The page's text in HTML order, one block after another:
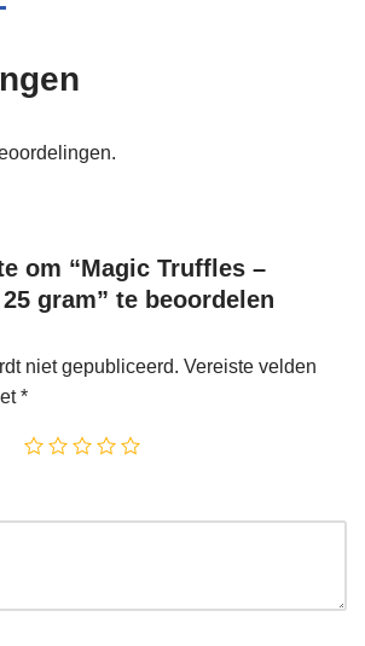
om “Magic Truffles –
gram” te beoordelen
niet gepubliceerd. Vereiste velden
*